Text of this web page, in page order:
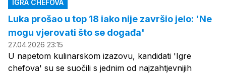
IGRA CHEFOVA
Luka prošao u top 18 iako nije završio jelo: 'Ne
mogu vjerovati što se događa'
27.04.2026 23:15
U napetom kulinarskom izazovu, kandidati 'Igre
chefova' su se suočili s jednim od najzahtjevnijih